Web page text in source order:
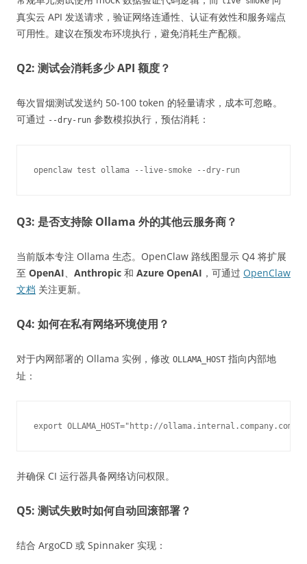
真实云 API 发送请求，验证网络连通性、认证有效性和服务端点
可用性。建议在预发布环境执行，避免消耗生产配额。
Q2: 测试会消耗多少 API 额度？
每次冒烟测试发送约 50-100 token 的轻量请求，成本可忽略。
可通过 --dry-run 参数模拟执行，预估消耗：
Q3: 是否支持除 Ollama 外的其他云服务商？
当前版本专注 Ollama 生态。OpenClaw 路线图显示 Q4 将扩展
至 OpenAI、 Anthropic 和 Azure OpenAI ，可通过 OpenClaw
文档 关注更新。
Q4: 如何在私有网络环境使用？
对于内网部署的 Ollama 实例，修改 OLLAMA_HOST 指向内部地
址：
并确保 CI 运行器具备网络访问权限。
Q5: 测试失败时如何自动回滚部署？
结合 ArgoCD 或 Spinnaker 实现：